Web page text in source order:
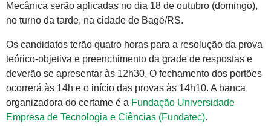
Mecânica serão aplicadas no dia 18 de outubro (domingo),
no turno da tarde, na cidade de Bagé/RS.
Os candidatos terão quatro horas para a resolução da prova
teórico-objetiva e preenchimento da grade de respostas e
deverão se apresentar às 12h30. O fechamento dos portões
ocorrerá às 14h e o início das provas às 14h10. A banca
organizadora do certame é a Fundação Universidade
Empresa de Tecnologia e Ciências (Fundatec).